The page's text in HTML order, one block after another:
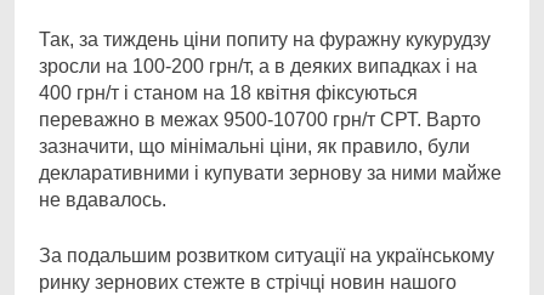
Так, за тиждень ціни попиту на фуражну кукурудзу
зросли на 100-200 грн/т, а в деяких випадках і на
400 грн/т і станом на 18 квітня фіксуються
переважно в межах 9500-10700 грн/т СРТ. Варто
зазначити, що мінімальні ціни, як правило, були
декларативними і купувати зернову за ними майже
не вдавалось.
За подальшим розвитком ситуації на українському
ринку зернових стежте в стрічці новин нашого